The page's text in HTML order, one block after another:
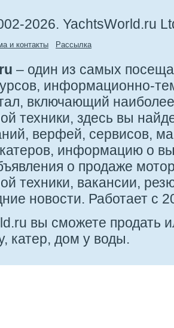
2026. YachtsWorld.ru
и контакты Рассылка
– один из самых
информационно-
включающий
техники, здесь вы
верфей, сервисов,
катеров, информацию о
о продаже
техники, вакансии,
новости. Работает с
вы сможете продать
катер, дом у воды.